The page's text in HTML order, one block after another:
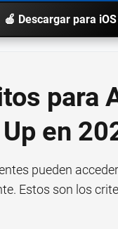
🍎 Descargar para iOS
para
en
pueden acceder
Estos son los